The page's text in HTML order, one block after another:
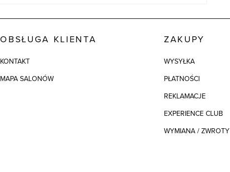
OBSŁUGA KLIENTA
KONTAKT
MAPA SALONÓW
ZAKUPY
WYSYŁKA
PŁATNOŚCI
REKLAMACJE
EXPERIENCE CLUB
WYMIANA / ZWROTY